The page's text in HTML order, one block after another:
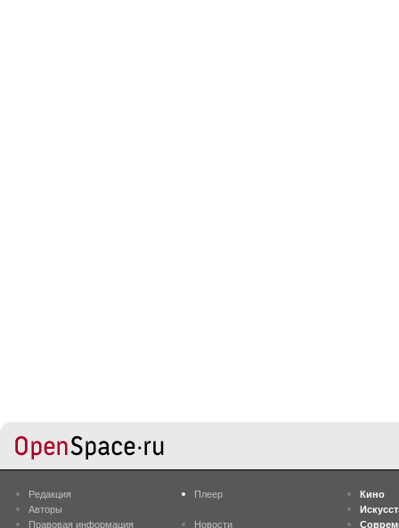
Редакция
Авторы
Правовая информация
Плеер
Новости
Кино